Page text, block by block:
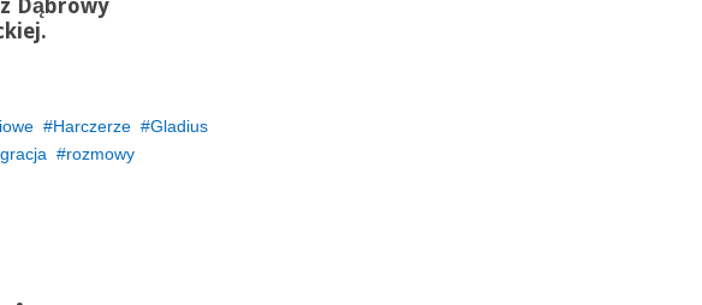
Dąbrowy
Harczerze
Gladius
rozmowy